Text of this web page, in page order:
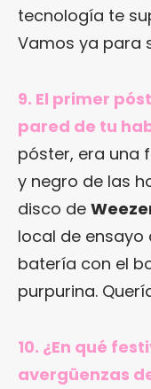
tecnología te
Vamos ya para
9. El primer
pared de tu
póster, era una
y negro de las
disco de
local de ensayo
batería con el
purpurina.
10. ¿En qué
avergüenzas